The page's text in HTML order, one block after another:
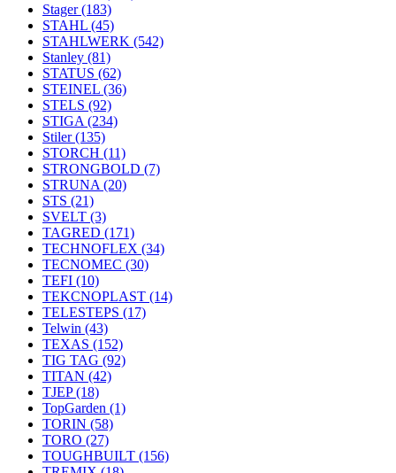
Stager(183)
STAHL (45)
STAHLWERK (542)
Stanley (81)
STATUS (62)
STEINEL (36)
STELS (92)
STIGA (234)
Stiler(135)
STORCH (11)
STRONGBOLD (7)
STRUNA (20)
STS (21)
SVELT (3)
TAGRED (171)
TECHNOFLEX (34)
TECNOMEC (30)
TEFI (10)
TEKCNOPLAST (14)
TELESTEPS (17)
Telwin (43)
TEXAS (152)
TIG TAG (92)
TITAN (42)
TJEP(18)
TopGarden (1)
TORIN (58)
TORO (27)
TOUGHBUILT (156)